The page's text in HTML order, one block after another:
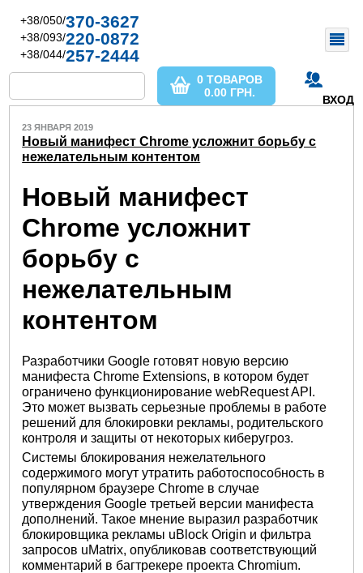
+38/050/370-3627
+38/093/220-0872
+38/044/257-2444
ВХОД
0 ТОВАРОВ
0.00 ГРН.
23 ЯНВАРЯ 2019
Новый манифест Chrome усложнит борьбу с
нежелательным контентом
Новый манифест
Chrome усложнит
борьбу с
нежелательным
контентом
Разработчики Google готовят новую версию
манифеста Chrome Extensions, в котором будет
ограничено функционирование webRequest API.
Это может вызвать серьезные проблемы в работе
решений для блокировки рекламы, родительского
контроля и защиты от некоторых киберугроз.
Системы блокирования нежелательного
содержимого могут утратить работоспособность в
популярном браузере Chrome в случае
утверждения Google третьей версии манифеста
дополнений. Такое мнение выразил разработчик
блокировщика рекламы uBlock Origin и фильтра
запросов uMatrix, опубликовав соответствующий
комментарий в багтрекере проекта Chromium.